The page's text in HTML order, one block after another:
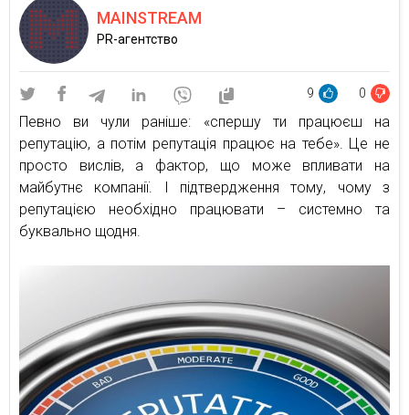
MAINSTREAM
PR-агентство
9 0
Певно ви чули раніше: «спершу ти працюєш на
репутацію, а потім репутація працює на тебе». Це не
просто вислів, а фактор, що може впливати на
майбутнє компанії. І підтвердження тому, чому з
репутацією необхідно працювати – системно та
буквально щодня.